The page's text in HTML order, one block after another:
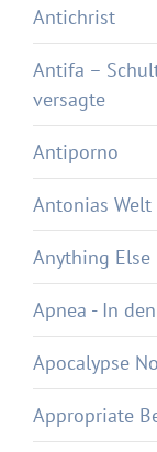
Antichrist
Antifa –
versagte
Antiporno
Antonias Welt
Anything Else
Apnea - In
Apocalypse
Appropriate